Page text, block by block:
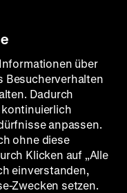
Zauberer
Jerzy
M: Krzysztof
Stypu?
Polanski, Jerzy
08.05. um 18 Uhr
Gegenwartsfilm
Leute mit der
und worin ihre
fand in
über
Besucherverhalten
Dadurch
anpassen.
ohne diese
Klicken auf „Alle
einverstanden,
Zwecken setzen.